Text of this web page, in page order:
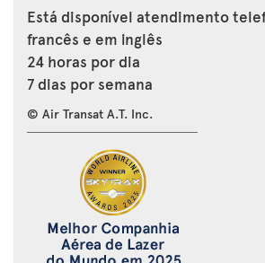
Está disponível atendimento
francês e em inglês
24 horas por dia
7 dias por semana
© Air Transat A.T. Inc.